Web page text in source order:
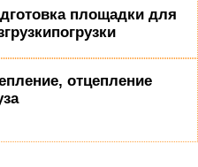
площадки для
отцепление